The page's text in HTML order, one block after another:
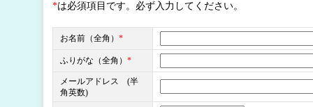
*は必須項目です。必ず入力してください。
お名前（全角） *
ふりがな（全角） *
メールアドレス (半
角英数)